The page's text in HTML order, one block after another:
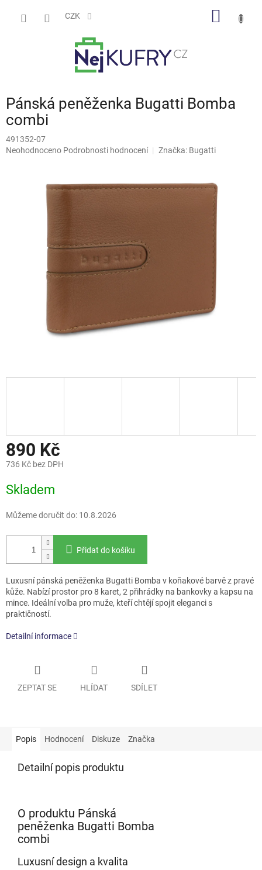
CZK
Pánská peněženka Bugatti Bomba
combi
491352-07
Průměrné
Neohodnoceno Podrobnosti hodnocení Značka: Bugatti
890 Kč
736 Kč bez DPH
cena:
Skladem
Můžeme doručit do: 10.8.2026
Přidat do košíku
Luxusní pánská peněženka Bugatti Bomba v koňakové barvě z pravé
kůže. Nabízí prostor pro 8 karet, 2 přihrádky na bankovky a kapsu na
mince. Ideální volba pro muže, kteří chtějí spojit eleganci s
praktičností.
Detailní informace
ZEPTAT SE HLÍDAT SDÍLET
Popis Hodnocení Diskuze Značka
Detailní popis produktu
O produktu Pánská
peněženka Bugatti Bomba
combi
Luxusní design a kvalita